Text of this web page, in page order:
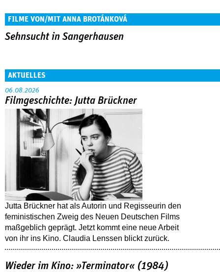
FILME VON/MIT ANNA BROTÁNKOVÁ
Sehnsucht in Sangerhausen
AKTUELLES
06.08.2026
Filmgeschichte: Jutta Brückner
Jutta Brückner hat als Autorin und Regisseurin den
feministischen Zweig des Neuen Deutschen Films
maßgeblich geprägt. Jetzt kommt eine neue Arbeit
von ihr ins Kino. Claudia Lenssen blickt zurück.
Wieder im Kino: »Terminator« (1984)